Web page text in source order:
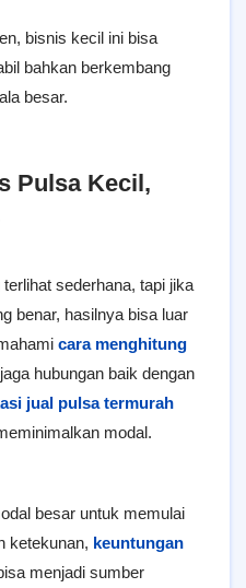
bisnis kecil ini bisa
bahkan berkembang
besar.
Pulsa Kecil,
sederhana, tapi jika
benar, hasilnya bisa luar
cara menghitung
hubungan baik dengan
jual pulsa termurah
modal.
besar untuk memulai
ketekunan, keuntungan
menjadi sumber